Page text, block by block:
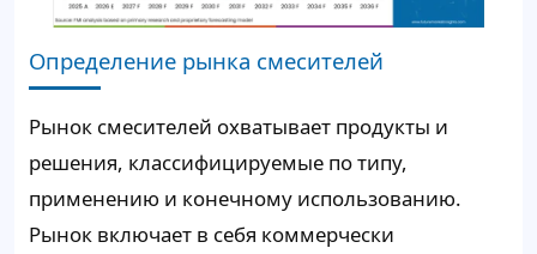
Определение рынка смесителей
Рынок смесителей охватывает продукты и
решения, классифицируемые по типу,
применению и конечному использованию.
Рынок включает в себя коммерчески